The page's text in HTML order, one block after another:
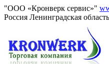
"ООО «Кронверк сервис»"
Россия Ленинградская область